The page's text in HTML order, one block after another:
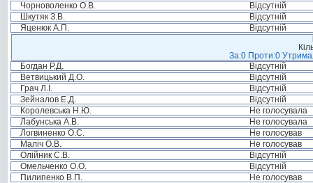
Чорноволенко О.В.
Відсутній
Шкутяк З.В.
Відсутній
Яценюк А.П.
Відсутній
За:0 Проти:0
Богдан Р.Д.
Відсутній
Ветвицький Д.О.
Відсутній
Грач Л.І.
Відсутній
Зейналов Е.Д.
Відсутній
Королевська Н.Ю.
Не голосувала
Лабунська А.В.
Не голосувала
Логвиненко О.С.
Не голосував
Маліч О.В.
Не голосував
Олійник С.В.
Відсутній
Омельченко О.О.
Відсутній
Пилипенко В.П.
Не голосував